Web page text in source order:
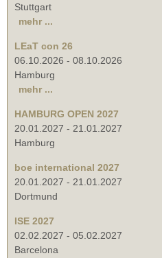
Stuttgart
mehr ...
LEaT con 26
06.10.2026 - 08.10.2026
Hamburg
mehr ...
HAMBURG OPEN 2027
20.01.2027 - 21.01.2027
Hamburg
boe international 2027
20.01.2027 - 21.01.2027
Dortmund
ISE 2027
02.02.2027 - 05.02.2027
Barcelona